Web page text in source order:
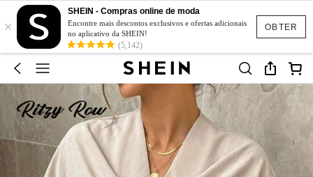
OBTER
×
SHEIN - Compras online de moda
Encontre mais descontos exclusivos e ofertas adicionais
no aplicativo da SHEIN!
(5,142)